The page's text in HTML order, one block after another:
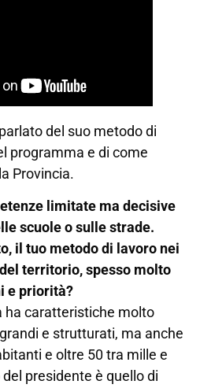
del suo metodo di
programma e di come
Provincia.
limitate ma decisive
scuole o sulle strade.
il tuo metodo di lavoro nei
territorio, spesso molto
e priorità?
ha caratteristiche molto
e strutturati, ma anche
e oltre 50 tra mille e
presidente è quello di